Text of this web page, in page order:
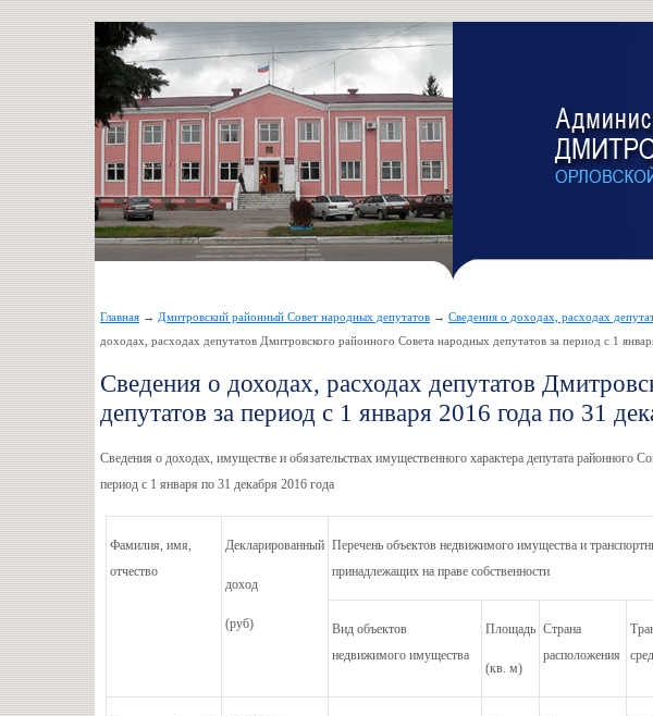
Главная → Дмитровский районный Совет народных депутатов → Сведения о доходах, расходах
доходах, расходах депутатов Дмитровского районного Совета народных депутатов за период с 1
Сведения о доходах, расходах депутатов
депутатов за период с 1 января 2016 года по 31
Сведения о доходах, имуществе и обязательствах имущественного характера депутата районного
период с 1 января по 31 декабря 2016 года
Фамилия, имя,
отчество
Декларированный
доход
(руб)
Перечень объектов недвижимого имущества и
принадлежащих на праве собственности
Вид объектов
недвижимого имущества
Площадь
(кв. м)
Страна
расположения